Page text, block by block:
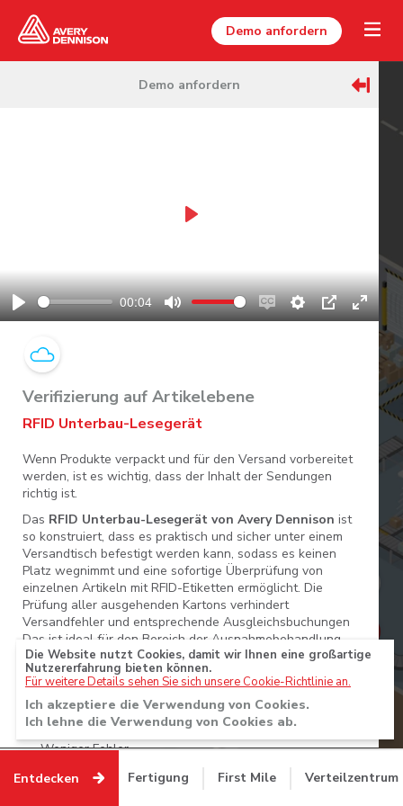
Demo anfordern
Zum Entdecken
Zurück Weiter
Demo anfordern
Play
00:04
Mute
EnableSettings
PIP
Enter
Verifizierung auf Artikelebene
RFID Unterbau-Lesegerät
Wenn Produkte verpackt und für den Versand vorbereitet
werden, ist es wichtig, dass der Inhalt der Sendungen
richtig ist.
Das RFID Unterbau-Lesegerät von Avery Dennison ist
so konstruiert, dass es praktisch und sicher unter einem
Versandtisch befestigt werden kann, sodass es keinen
Platz wegnimmt und eine sofortige Überprüfung von
einzelnen Artikeln mit RFID-Etiketten ermöglicht. Die
Prüfung aller ausgehenden Kartons verhindert
Versandfehler und entsprechende Ausgleichsbuchungen
Das ist ideal für den Bereich der Ausnahmebehandlung
Vorteile:
Weniger Arbeitsaufwand
Weniger Fehler
Verbesserte Bestandsgenauigkeit, Transparenz und
Entdecken Fertigung First Mile Verteilzentrum
Die Website nutzt Cookies, damit wir Ihnen eine großartige
Nutzererfahrung bieten können.
Für weitere Details sehen Sie sich unsere Cookie-Richtlinie an.
Ich akzeptiere die Verwendung von Cookies.
Ich lehne die Verwendung von Cookies ab.